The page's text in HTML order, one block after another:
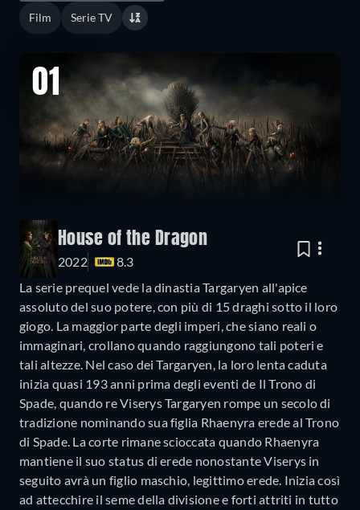
Film Serie TV
01
House of the Dragon
2022
8.3
La serie prequel vede la dinastia Targaryen all'apice
assoluto del suo potere, con più di 15 draghi sotto il loro
giogo. La maggior parte degli imperi, che siano reali o
immaginari, crollano quando raggiungono tali poteri e
tali altezze. Nel caso dei Targaryen, la loro lenta caduta
inizia quasi 193 anni prima degli eventi de Il Trono di
Spade, quando re Viserys Targaryen rompe un secolo di
tradizione nominando sua figlia Rhaenyra erede al Trono
di Spade. La corte rimane scioccata quando Rhaenyra
mantiene il suo status di erede nonostante Viserys in
seguito avrà un figlio maschio, legittimo erede. Inizia così
ad attecchire il seme della divisione e forti attriti in tutto